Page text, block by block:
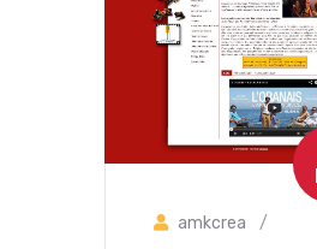
amkcrea /